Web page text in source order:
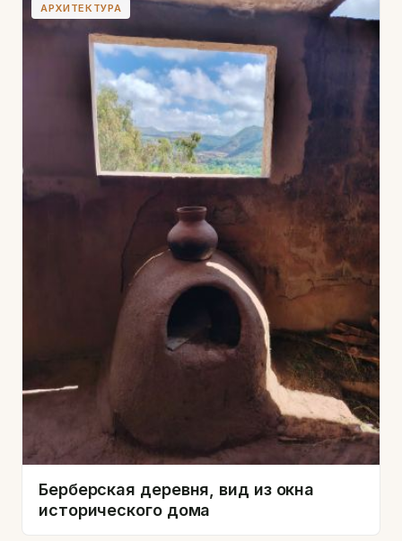
АРХИТЕКТУРА
Берберская деревня, вид из окна
исторического дома